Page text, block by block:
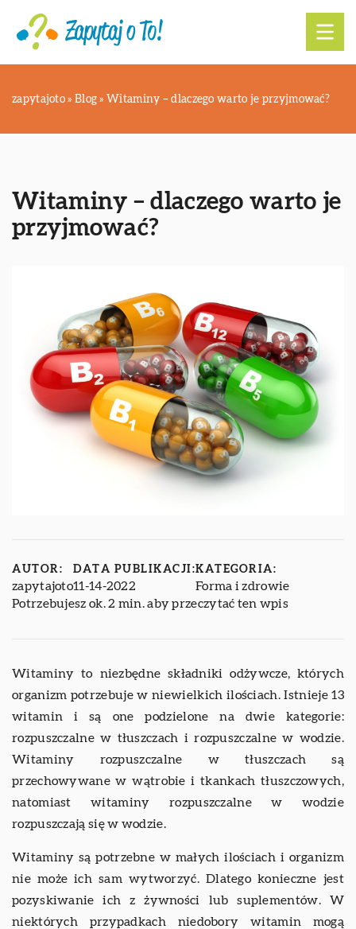
zapytajoto » Blog » Witaminy – dlaczego warto je przyjmować?
Witaminy – dlaczego warto je
przyjmować?
AUTOR:
zapytajoto
DATA PUBLIKACJI:
11-14-2022
KATEGORIA:
Forma i zdrowie
Potrzebujesz ok. 2 min. aby przeczytać ten wpis
Witaminy to niezbędne składniki odżywcze, których
organizm potrzebuje w niewielkich ilościach. Istnieje 13
witamin i są one podzielone na dwie kategorie:
rozpuszczalne w tłuszczach i rozpuszczalne w wodzie.
Witaminy rozpuszczalne w tłuszczach są
przechowywane w wątrobie i tkankach tłuszczowych,
natomiast witaminy rozpuszczalne w wodzie
rozpuszczają się w wodzie.
Witaminy są potrzebne w małych ilościach i organizm
nie może ich sam wytworzyć. Dlatego konieczne jest
pozyskiwanie ich z żywności lub suplementów. W
niektórych przypadkach niedobory witamin mogą